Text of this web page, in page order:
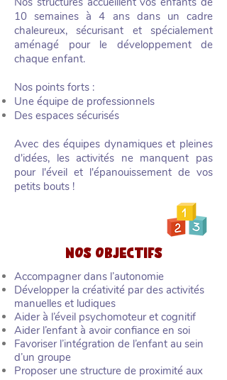
10 semaines à 4 ans dans un cadre
chaleureux, sécurisant et spécialement
aménagé pour le développement de
chaque enfant.
Nos points forts :
Une équipe de professionnels
Des espaces sécurisés
Avec des équipes dynamiques et pleines
d'idées, les activités ne manquent pas
pour l'éveil et l'épanouissement de vos
petits bouts !
NOS OBJECTIFS
Accompagner dans l’autonomie
Développer la créativité par des activités
manuelles et ludiques
Aider à l’éveil psychomoteur et cognitif
Aider l’enfant à avoir confiance en soi
Favoriser l’intégration de l’enfant au sein
d’un groupe
Proposer une structure de proximité aux